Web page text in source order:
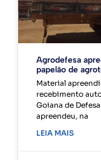
Agrodefesa
papelão de
Material
recebimento
Goiana de
apreendeu, na
LEIA MAIS